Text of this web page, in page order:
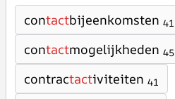
contactbijeenkomsten 41
contactmogelijkheden 45
contractactiviteiten 41